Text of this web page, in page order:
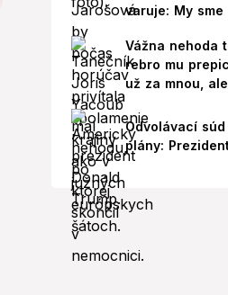
varuje: My
Vážna nehoda
rebro mu
už za mnou,
Odvolávací
plány: